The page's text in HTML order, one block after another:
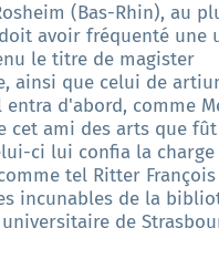
(Bas-Rhin), au
avoir fréquenté une
le titre de magister
ainsi que celui de
d'abord, comme
cet ami des arts que
ci lui confia la charge
tel Ritter
incunables de la
de